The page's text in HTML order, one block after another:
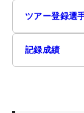
ツアー登録選
記録成績